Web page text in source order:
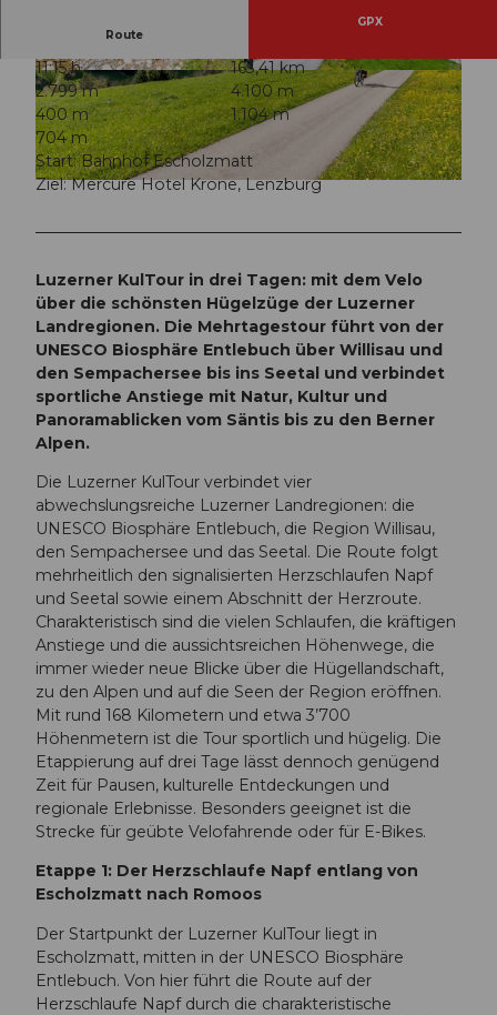
© travelita.ch, Anita Brechbühl, Luzern Tourismus |CC-BY
© travelita.ch, Anita Brechbühl, Luzern Tourism
us |CC-BY
© travelita.ch, Anita Brechbühl, Luzern Tourism
us |CC-BY
Route
GPX
11:15 h
163,41 km
2.799 m
4.100 m
400 m
1.104 m
704 m
Start: Bahnhof Escholzmatt
Ziel: Mercure Hotel Krone, Lenzburg
Luzerner KulTour in drei Tagen: mit dem Velo
über die schönsten Hügelzüge der Luzerner
Landregionen. Die Mehrtagestour führt von der
UNESCO Biosphäre Entlebuch über Willisau und
den Sempachersee bis ins Seetal und verbindet
sportliche Anstiege mit Natur, Kultur und
Panoramablicken vom Säntis bis zu den Berner
Alpen.
Die Luzerner KulTour verbindet vier
abwechslungsreiche Luzerner Landregionen: die
UNESCO Biosphäre Entlebuch, die Region Willisau,
den Sempachersee und das Seetal. Die Route folgt
mehrheitlich den signalisierten Herzschlaufen Napf
und Seetal sowie einem Abschnitt der Herzroute.
Charakteristisch sind die vielen Schlaufen, die kräftigen
Anstiege und die aussichtsreichen Höhenwege, die
immer wieder neue Blicke über die Hügellandschaft,
zu den Alpen und auf die Seen der Region eröffnen.
Mit rund 168 Kilometern und etwa 3’700
Höhenmetern ist die Tour sportlich und hügelig. Die
Etappierung auf drei Tage lässt dennoch genügend
Zeit für Pausen, kulturelle Entdeckungen und
regionale Erlebnisse. Besonders geeignet ist die
Strecke für geübte Velofahrende oder für E-Bikes.
Etappe 1: Der Herzschlaufe Napf entlang von
Escholzmatt nach Romoos
Der Startpunkt der Luzerner KulTour liegt in
Escholzmatt, mitten in der UNESCO Biosphäre
Entlebuch. Von hier führt die Route auf der
Herzschlaufe Napf durch die charakteristische